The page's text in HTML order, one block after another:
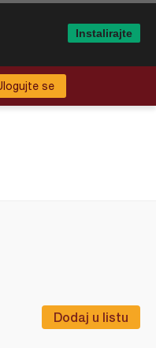
se
Dodaj u listu
Instalirajte